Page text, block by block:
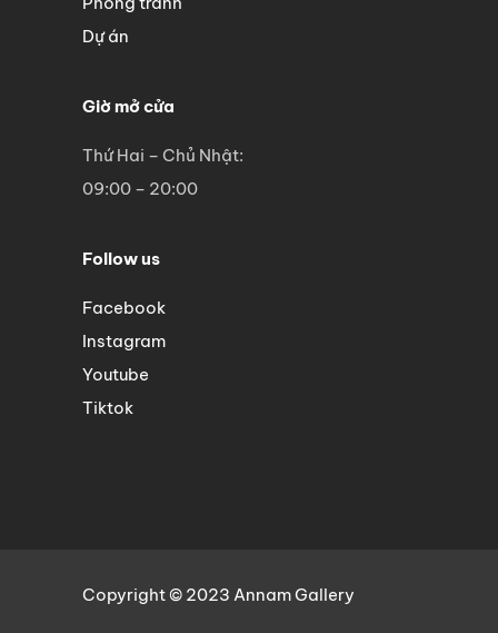
Dự án
Giờ mở cửa
Thứ Hai – Chủ Nhật:
09:00 – 20:00
Follow us
Facebook
Instagram
Youtube
Tiktok
Copyright © 2023 Annam Gallery